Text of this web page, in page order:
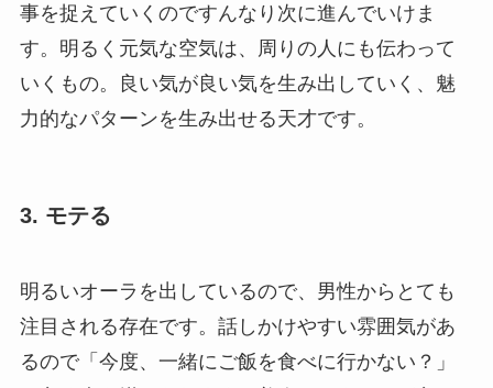
事を捉えていくのですんなり次に進んでいけま
す。明るく元気な空気は、周りの人にも伝わって
いくもの。良い気が良い気を生み出していく、魅
力的なパターンを生み出せる天才です。
3. モテる
明るいオーラを出しているので、男性からとても
注目される存在です。話しかけやすい雰囲気があ
るので「今度、一緒にご飯を食べに行かない？」